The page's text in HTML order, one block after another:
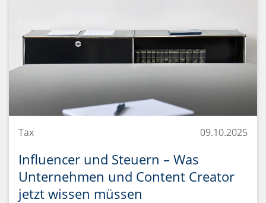
Tax 09.10.2025
Influencer und Steuern – Was
Unternehmen und Content Creator
jetzt wissen müssen